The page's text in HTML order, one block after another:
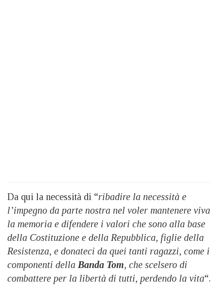
Da qui la necessità di “ribadire la necessità e
l’impegno da parte nostra nel voler mantenere viva
la memoria e difendere i valori che sono alla base
della Costituzione e della Repubblica, figlie della
Resistenza, e donateci da quei tanti ragazzi, come i
componenti della Banda Tom, che scelsero di
combattere per la libertà di tutti, perdendo la vita“.